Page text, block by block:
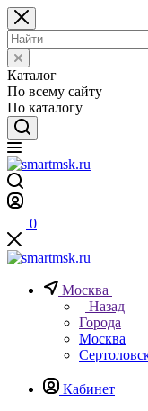
Каталог
По всему сайту
По каталогу
0
Москва
Назад
Города
Москва
Кабинет